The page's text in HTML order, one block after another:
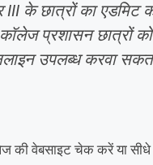
के छात्रों का एडमिट
प्रशासन छात्रों
उपलब्ध करवा
की वेबसाइट चेक करें या सीधे